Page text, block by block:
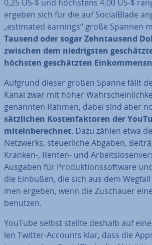
0,25 US-$ und höchstens 4,00 US-$
ergeben sich für die auf So­cial­Bla­de
„estimated earnings“ große Spannen
Tausend oder sogar Zehn­tau­send
zwischen dem nied­rigs­ten
höchsten ge­schätz­ten
Aufgrund dieser großen Spanne fällt
Kanal zwar mit hoher
genannten Rahmen, dabei sind aber
sätz­li­chen Kos­ten­fak­to­ren der
mit­ein­be­rech­net. Dazu zählen etwa
Netzwerks, steu­er­li­che Abgaben,
Kranken-, Renten- und
Ausgaben für Pro­duk­ti­ons­soft­ware
die Einbußen, die sich aus dem
men ergeben, wenn die Zuschauer
benutzen.
YouTube selbst stellte deshalb auf
len Twitter-Accounts klar, dass die